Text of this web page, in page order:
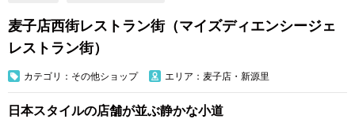
麦子店西街レストラン街（マイズディエンシージェ
レストラン街）
カテゴリ：その他ショップ エリア：麦子店・新源里
日本スタイルの店舗が並ぶ静かな小道